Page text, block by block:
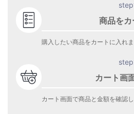
商品をカ
購入したい商品をカートに入れま
カート画
カート画面で商品と金額を確認し